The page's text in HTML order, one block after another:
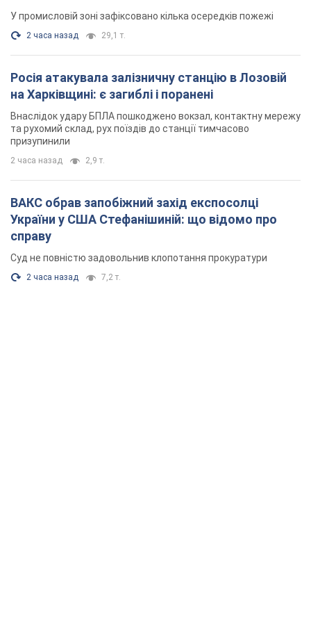
У промисловій зоні зафіксовано кілька осередків пожежі
2 часа назад 29,1 т.
Росія атакувала залізничну станцію в Лозовій
на Харківщині: є загиблі і поранені
Внаслідок удару БПЛА пошкоджено вокзал, контактну мережу
та рухомий склад, рух поїздів до станції тимчасово
призупинили
2 часа назад 2,9 т.
ВАКС обрав запобіжний захід експосолці
України у США Стефанішиній: що відомо про
справу
Суд не повністю задовольнив клопотання прокуратури
2 часа назад 7,2 т.